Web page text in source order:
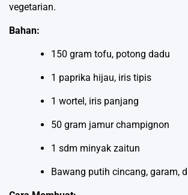
vegetarian.
Bahan:
150 gram tofu, potong dadu
1 paprika hijau, iris tipis
1 wortel, iris panjang
50 gram jamur champignon
1 sdm minyak zaitun
Bawang putih cincang, garam,